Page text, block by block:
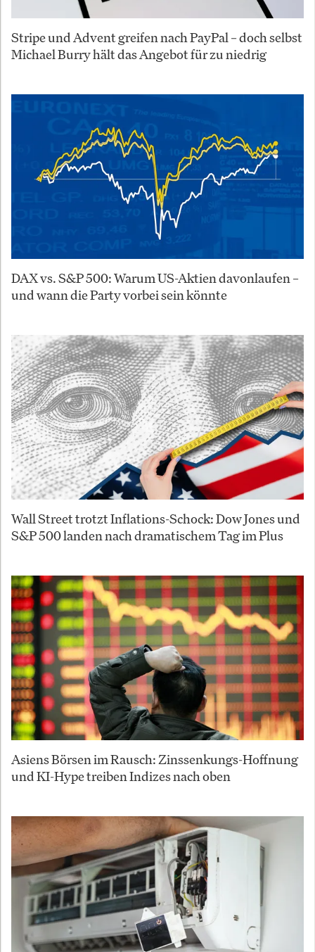
Stripe und Advent greifen nach PayPal – doch selbst
Michael Burry hält das Angebot für zu niedrig
DAX vs. S&P 500: Warum US-Aktien davonlaufen –
und wann die Party vorbei sein könnte
Wall Street trotzt Inflations-Schock: Dow Jones und
S&P 500 landen nach dramatischem Tag im Plus
Asiens Börsen im Rausch: Zinssenkungs-Hoffnung
und KI-Hype treiben Indizes nach oben